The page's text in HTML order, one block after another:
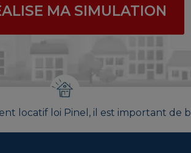
MA SIMULATION
locatif loi Pinel, il est important de